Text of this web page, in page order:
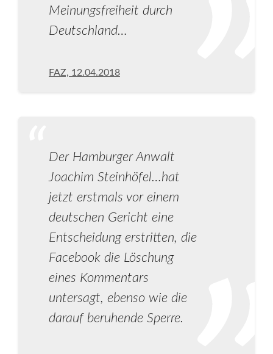
Meinungsfreiheit durch
Deutschland…
FAZ, 12.04.2018
Der Hamburger Anwalt
Joachim Steinhöfel…hat
jetzt erstmals vor einem
deutschen Gericht eine
Entscheidung erstritten, die
Facebook die Löschung
eines Kommentars
untersagt, ebenso wie die
darauf beruhende Sperre.